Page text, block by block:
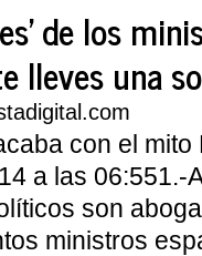
de los
lleves una
con el mito
a las 06:551.-
son
ministros